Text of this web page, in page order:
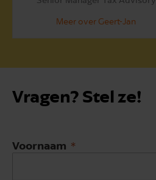
Meer over Geert-Jan
Vragen? Stel ze!
Voornaam